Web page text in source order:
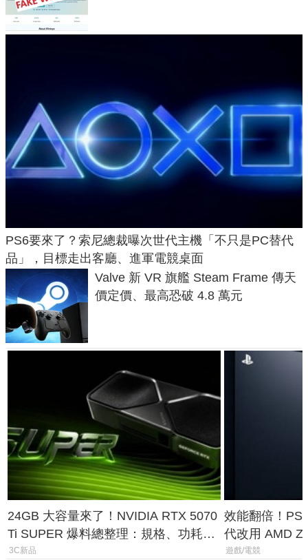
PS6要來了？索尼總裁曝次世代主機「不只是PC替代
品」，目標走出客廳、進軍電競桌面
Valve 新 VR 旗艦 Steam Frame 傳天
價定價、最高恐破 4.8 萬元
24GB 大容量來了！NVIDIA RTX 5070
Ti SUPER 爆料總整理：規格、功耗、
上市時間
3C新品
效能翻倍！
代改用 AMD
120fps 與全光
遊戲/電競